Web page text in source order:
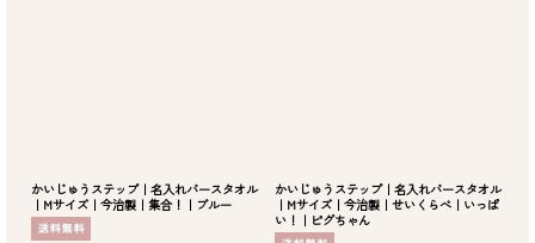
かいじゅうステップ｜名入れバースタオル
｜Mサイズ｜今治製｜集合！｜ブルー
かいじゅうステップ｜名入れバースタオル
｜Mサイズ｜今治製｜せいくらべ｜いっぱ
い！｜ピグちゃん